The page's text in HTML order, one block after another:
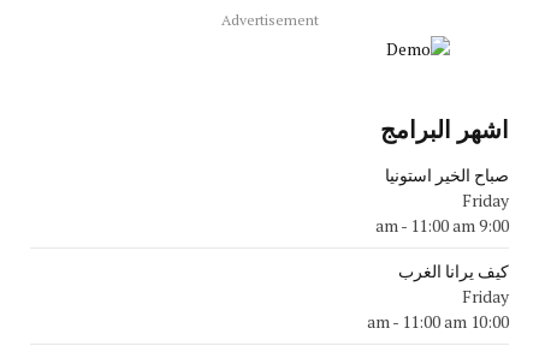
Advertisement
اشهر البرامج
صباح الخير استونيا
Friday
9:00 am
- 11:00 am
كيف يرانا الغرب
Friday
10:00 am
- 11:00 am